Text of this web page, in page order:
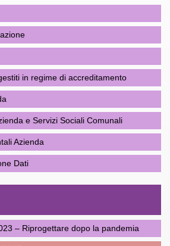
in regime di accreditamento
e Servizi Sociali Comunali
Azienda
Dati
– Riprogettare dopo la pandemia